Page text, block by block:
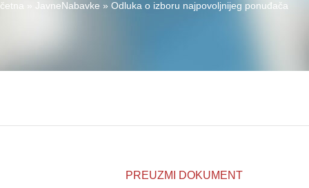
JavneNabavke » Odluka o izboru najpovoljnijeg ponuđača
PREUZMI DOKUMENT